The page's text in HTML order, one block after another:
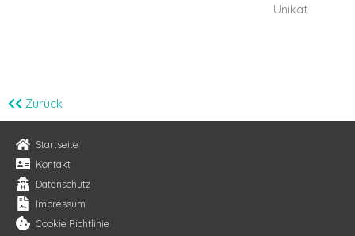
Unikat
Zurück
Startseite
Kontakt
Datenschutz
Impressum
Cookie Richtlinie